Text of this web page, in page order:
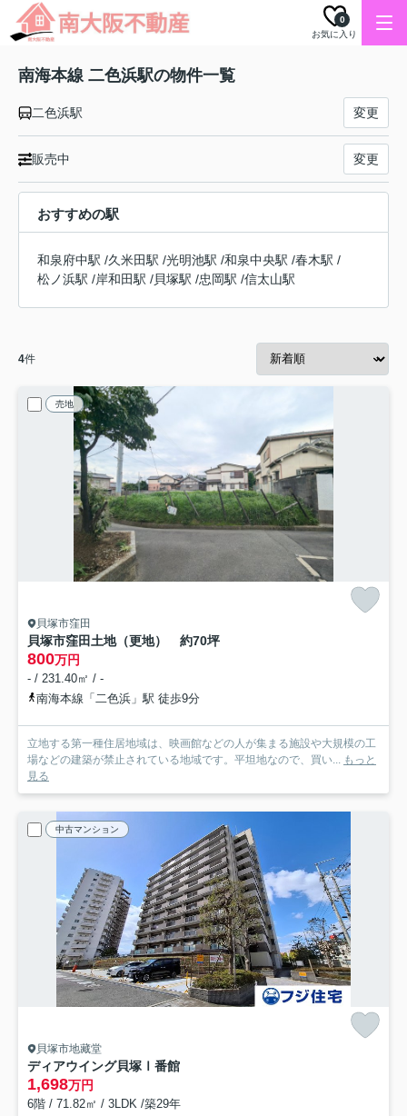
お気に入り
0
南海本線 二色浜駅の物件一覧
二色浜駅 変更
販売中 変更
おすすめの駅
和泉府中駅 /久米田駅 /光明池駅 /和泉中央駅 /春木駅 /
松ノ浜駅 /岸和田駅 /貝塚駅 /忠岡駅 /信太山駅
4件
売地
貝塚市窪田
貝塚市窪田土地（更地） 約70坪
800万円
- / 231.40㎡ / -
南海本線「二色浜」駅 徒歩9分
立地する第一種住居地域は、映画館などの人が集まる施設や大規模の工
場などの建築が禁止されている地域です。平坦地なので、買い... もっと
見る
中古マンション
貝塚市地藏堂
ディアウイング貝塚Ⅰ番館
1,698万円
6階 / 71.82㎡ / 3LDK /築29年